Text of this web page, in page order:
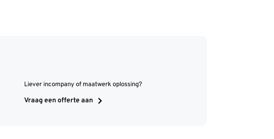
Liever incompany of maatwerk oplossing?
Vraag een offerte aan